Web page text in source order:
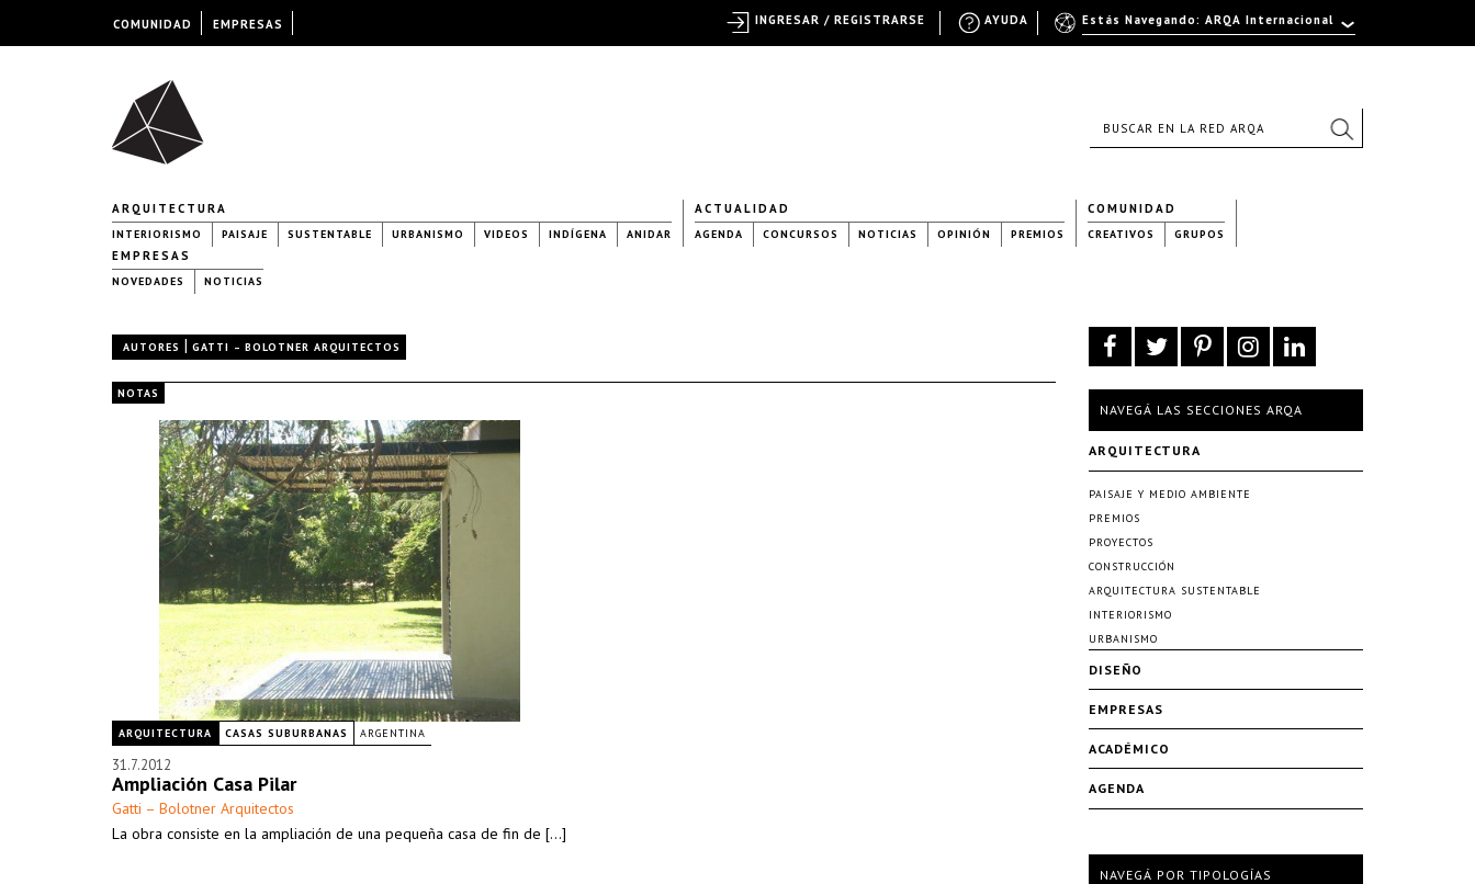
ARQUITECTURA
INTERIORISMO PAISAJE SUSTENTABLE URBANISMO VIDEOS INDÍGENA ANIDAR
ACTUALIDAD
AGENDA CONCURSOS NOTICIAS OPINIÓN PREMIOS
COMUNIDAD
CREATIVOS GRUPOS
EMPRESAS
NOVEDADES NOTICIAS
AUTORES | GATTI – BOLOTNER ARQUITECTOS
NOTAS
ARQUITECTURA CASAS SUBURBANAS ARGENTINA
31.7.2012
Ampliación Casa Pilar
Gatti – Bolotner Arquitectos
La obra consiste en la ampliación de una pequeña casa de fin de [...]
NAVEGÁ LAS SECCIONES ARQA
ARQUITECTURA
PAISAJE Y MEDIO AMBIENTE
PREMIOS
PROYECTOS
CONSTRUCCIÓN
ARQUITECTURA SUSTENTABLE
INTERIORISMO
URBANISMO
DISEÑO
EMPRESAS
ACADÉMICO
AGENDA
NAVEGÁ POR TIPOLOGÍAS
COMUNIDAD EMPRESAS Estás Navegando: ARQA Internacional
AYUDA
INGRESAR / REGISTRARSE